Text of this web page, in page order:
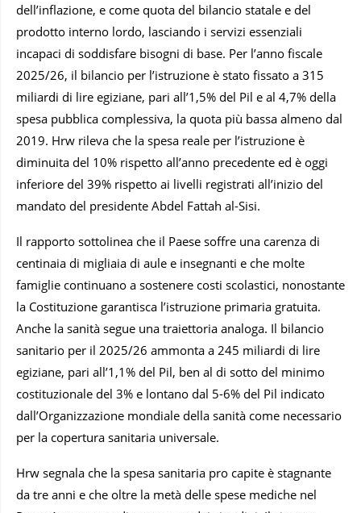
dell’inflazione, e come quota del bilancio statale e del
prodotto interno lordo, lasciando i servizi essenziali
incapaci di soddisfare bisogni di base. Per l’anno fiscale
2025/26, il bilancio per l’istruzione è stato fissato a 315
miliardi di lire egiziane, pari all’1,5% del Pil e al 4,7% della
spesa pubblica complessiva, la quota più bassa almeno dal
2019. Hrw rileva che la spesa reale per l’istruzione è
diminuita del 10% rispetto all’anno precedente ed è oggi
inferiore del 39% rispetto ai livelli registrati all’inizio del
mandato del presidente Abdel Fattah al-Sisi.
Il rapporto sottolinea che il Paese soffre una carenza di
centinaia di migliaia di aule e insegnanti e che molte
famiglie continuano a sostenere costi scolastici, nonostante
la Costituzione garantisca l’istruzione primaria gratuita.
Anche la sanità segue una traiettoria analoga. Il bilancio
sanitario per il 2025/26 ammonta a 245 miliardi di lire
egiziane, pari all’1,1% del Pil, ben al di sotto del minimo
costituzionale del 3% e lontano dal 5-6% del Pil indicato
dall’Organizzazione mondiale della sanità come necessario
per la copertura sanitaria universale.
Hrw segnala che la spesa sanitaria pro capite è stagnante
da tre anni e che oltre la metà delle spese mediche nel